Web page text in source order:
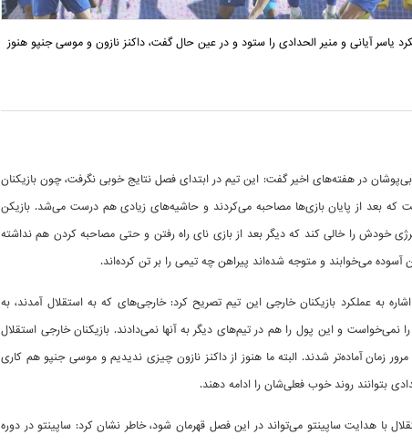
یاسر آیانی و منیر الحدادی را ستود و در عین حال گفت، داکنز نازون و موسی جنپو هنوز
در هفته‌های اخیر گفت: این تیم در ابتدای فصل نتایج خوبی نگرفت، چون بازیکنان
که بعد از پایان بازی‌ها مصاحبه می‌کردند و حاشیه‌های زیادی هم درست می‌شد. بازیکن
خودش را خالی کند که دیگر بعد از بازی نای راه رفتن و حتی مصاحبه کردن هم نداشته
آسوده می‌خوابند و متوجه شده‌اند پیراهن چه تیمی را بر تن کرده‌اند.
به عملکرد بازیکنان خارجی این تیم تصریح کرد: خارجی‌‌های که به استقلال آمدند، به
را نمی‌خواست و این پول را هم در تیم‌های دیگر به آنها نمی‌دادند. بازیکنان خارجی استقلال
زمان آماده‌تر شدند. البته ما هنوز از داکنز نازون چیزی ندیدیم و موسی جنپو هم کاری
بتوانند روند خوب فعلی‌شان را ادامه دهند.
با هدایت ساپینتو می‌تواند در این فصل قهرمان شود، خاطر نشان کرد: ساپینتو در دوره